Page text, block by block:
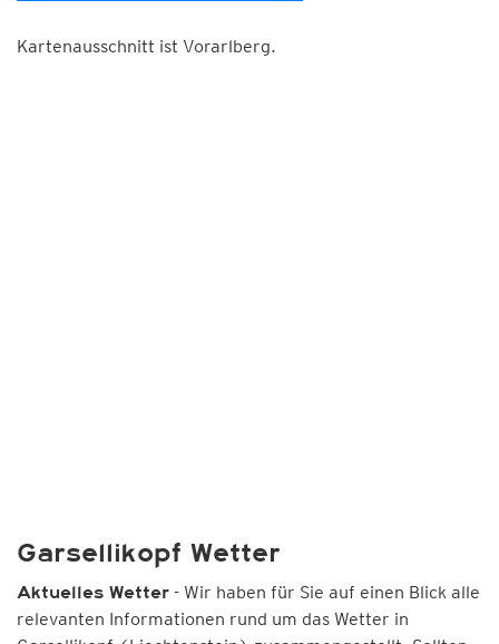
Kartenausschnitt ist Vorarlberg.
Garsellikopf Wetter
Aktuelles Wetter - Wir haben für Sie auf einen Blick alle
relevanten Informationen rund um das Wetter in